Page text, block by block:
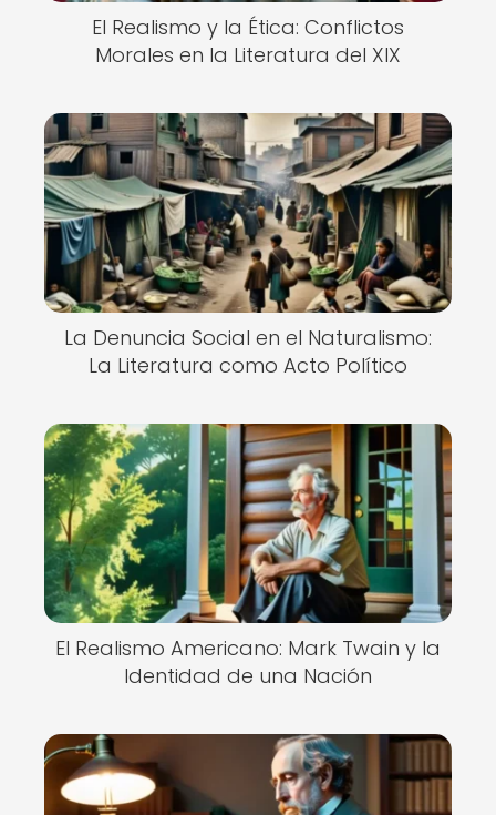
El Realismo y la Ética: Conflictos
Morales en la Literatura del XIX
La Denuncia Social en el Naturalismo:
La Literatura como Acto Político
El Realismo Americano: Mark Twain y la
Identidad de una Nación